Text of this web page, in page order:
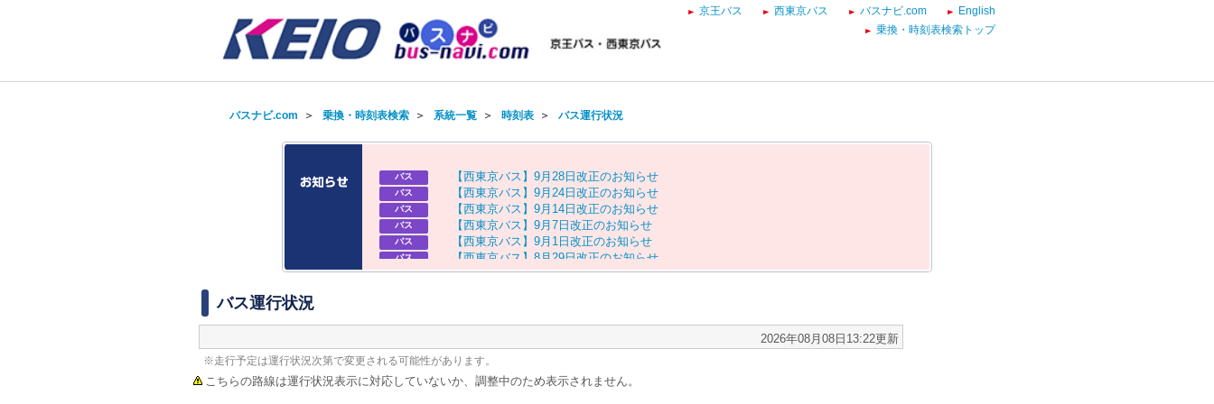
京王バス 西東京バス バスナビ.com
English
乗換・時刻表検索トップ
バスナビ.com ＞ 乗換・時刻表検索＞ 系統一覧＞ 時刻表＞ バス運行状況
バス 【西東京バス 】 9月 28 日 改正のお知 らせ
バス 【西東京バス 】 9月 24 日 改正のお知 らせ
バス 【西東京バス 】 9月 14 日 改正のお知 らせ
バス 【西東京バス 】 9月 7 日 改正のお知 らせ
バス 【西東京バス 】 9月 1 日 改正のお知 らせ
バス 【西東京バス 】 8 月 29日改正のお知 らせ
バス 【京王バス】お盆ダイヤのお知らせ
バス運行状況
2026年08月08日13:22更新
※走行予定は運行状況次第で変更される可能性があります。
こちらの路線は運行状況表示に対応していないか、調整中のため表示されません。